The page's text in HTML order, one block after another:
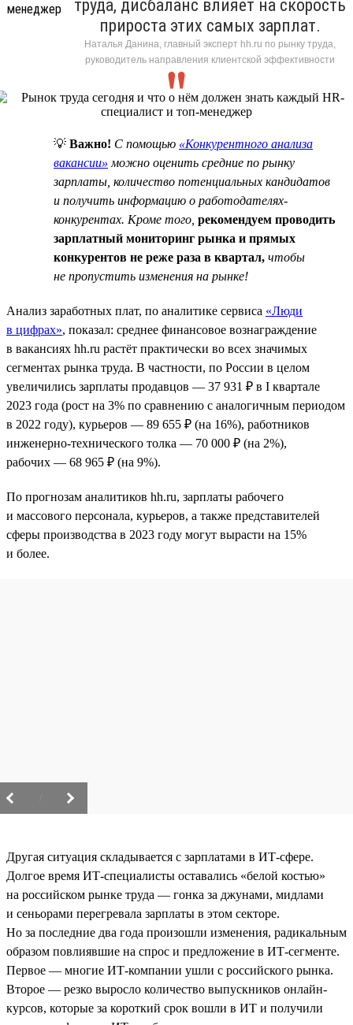
труда, дисбаланс влияет на скорость
прироста этих самых зарплат.
Наталья Данина, главный эксперт hh.ru по рынку труда,
руководитель направления клиентской эффективности
💡 Важно! C помощью «Конкурентного анализа
вакансии» можно оценить средние по рынку
зарплаты, количество потенциальных кандидатов
и получить информацию о работодателях-
конкурентах. Кроме того, рекомендуем проводить
зарплатный мониторинг рынка и прямых
конкурентов не реже раза в квартал, чтобы
не пропустить изменения на рынке!
Анализ заработных плат, по аналитике сервиса «Люди
в цифрах», показал: среднее финансовое вознаграждение
в вакансиях hh.ru растёт практически во всех значимых
сегментах рынка труда. В частности, по России в целом
увеличились зарплаты продавцов — 37 931 ₽ в I квартале
2023 года (рост на 3% по сравнению с аналогичным периодом
в 2022 году), курьеров — 89 655 ₽ (на 16%), работников
инженерно-технического толка — 70 000 ₽ (на 2%),
рабочих — 68 965 ₽ (на 9%).
По прогнозам аналитиков hh.ru, зарплаты рабочего
и массового персонала, курьеров, а также представителей
сферы производства в 2023 году могут вырасти на 15%
и более.
Другая ситуация складывается с зарплатами в ИТ-сфере.
Долгое время ИТ-специалисты оставались «белой костью»
на российском рынке труда — гонка за джунами, мидлами
и сеньорами перегревала зарплаты в этом секторе.
Но за последние два года произошли изменения, радикальным
образом повлиявшие на спрос и предложение в ИТ-сегменте.
Первое — многие ИТ-компании ушли с российского рынка.
Второе — резко выросло количество выпускников онлайн-
курсов, которые за короткий срок вошли в ИТ и получили